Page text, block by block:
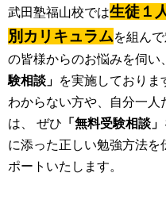
武田塾福山校では生徒１
別カリキュラムを組ん
の皆様からのお悩みを伺い
験相談」 を実施しておりま
わからない方や、自分一
は、 ぜひ 「無料受験相談 」
に添った正しい勉強方法
ポートいたします。